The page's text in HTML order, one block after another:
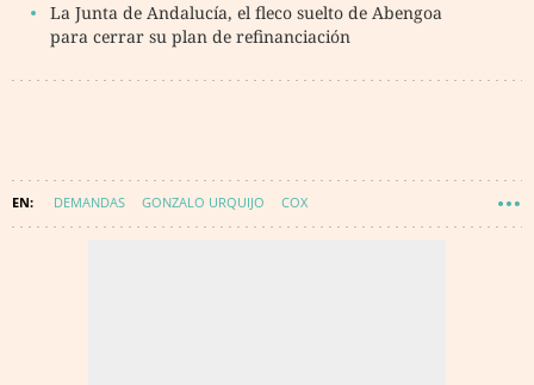
La Junta de Andalucía, el fleco suelto de Abengoa
para cerrar su plan de refinanciación
DEMANDAS GONZALO URQUIJO COX